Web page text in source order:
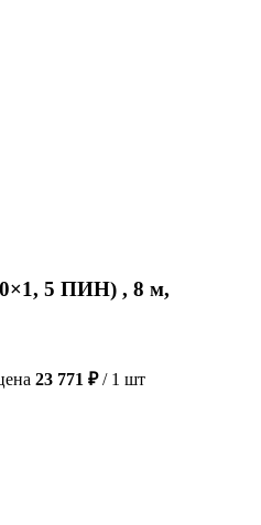
5 ПИН) , 8 м,
23 771 ₽/ 1 шт